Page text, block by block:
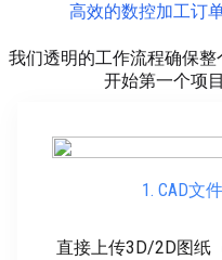
高效的数控加工订
我们透明的工作流程确保
开始第一个项
1. CAD文
直接上传3D/2D图纸